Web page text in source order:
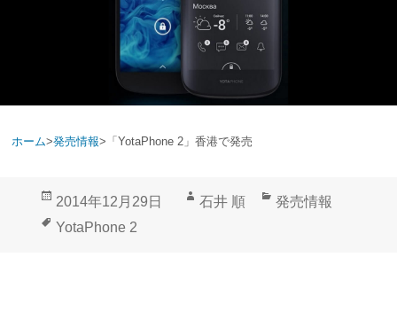
ホーム>発売情報> 「YotaPhone 2」香港で発売
投
稿
2014年12月29日
作
石井 順
カ
発売情報
タ
YotaPhone 2